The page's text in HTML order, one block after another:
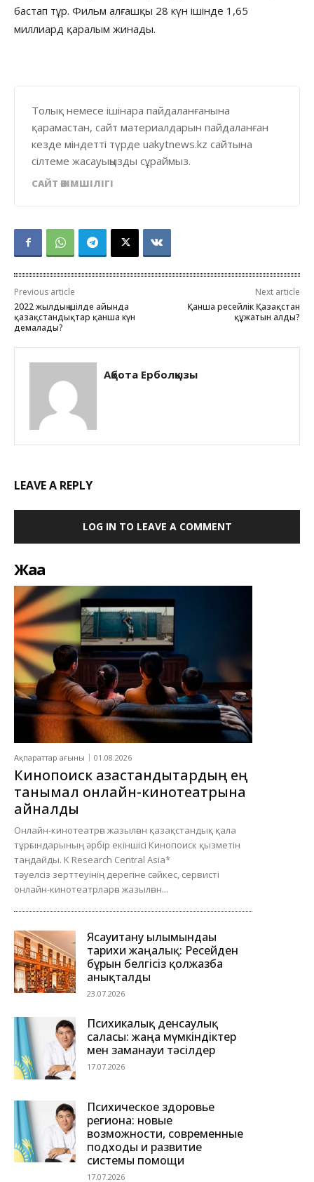
бастап тұр. Фильм алғашқы 28 күн ішінде 1,65
миллиард қаралым жинады.
Толық немесе ішінара пайдаланғанына
қарамастан, сайт материалдарын пайдаланған
кезде міндетті түрде uakytnews.kz сайтына
сілтеме жасауыңызды сұраймыз.
САЙТ ӘКІМШІЛІГІ
Previous article
2022 жылдың шілде айында
қазақстандықтар қанша күн
демалады?
Next article
Қанша ресейлік Қазақстан
құжатын алды?
Ақбота Ерболқызы
LEAVE A REPLY
LOG IN TO LEAVE A COMMENT
Жаңа
Ақпараттар ағыны 01.08.2026
Кинопоиск қазақстандықтардың ең
танымал онлайн-кинотеатрына
айналды
Онлайн-кинотеатрға жазылған қазақстандық қала
тұрғындарының әрбір екіншісі Кинопоиск қызметін
таңдайды. K Research Central Asia*
тәуелсіз зерттеуінің дерегіне сәйкес, сервисті
онлайн-кинотеатрларға жазылған...
Ясауитану ғылымындағы
тарихи жаңалық: Ресейден
бұрын белгісіз қолжазба
анықталды
23.07.2026
Психикалық денсаулық
саласы: жаңа мүмкіндіктер
мен заманауи тәсілдер
17.07.2026
Психическое здоровье
региона: новые
возможности, современные
подходы и развитие
системы помощи
17.07.2026